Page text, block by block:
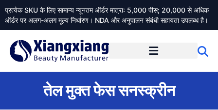
प्रत्येक SKU के लिए सामान्य न्यूनतम ऑर्डर मात्रा: 5,000 पीस; 20,000 से अधिक
ऑर्डर पर अलग-अलग मूल्य निर्धारण। NDA और अनुपालन संबंधी सहायता उपलब्ध है।
तेल मुक्त फेस सनस्क्रीन